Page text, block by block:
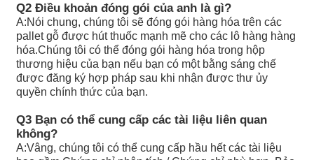
R902255713A11VLO190LE2S/11L-NZD12K02P
R902225083A11VLO190LE2S/11L-NZD12K02P
Q2 Điều khoản đóng gói của anh là gì?
A:Nói chung, chúng tôi sẽ đóng gói hàng hóa trên các
pallet gỗ được hút thuốc mạnh mẽ cho các lô hàng hàng
hóa.Chúng tôi có thể đóng gói hàng hóa trong hộp
thương hiệu của bạn nếu bạn có một bằng sáng chế
được đăng ký hợp pháp sau khi nhận được thư ủy
quyền chính thức của bạn.
Q3 Bạn có thể cung cấp các tài liệu liên quan
không?
A:Vâng, chúng tôi có thể cung cấp hầu hết các tài liệu